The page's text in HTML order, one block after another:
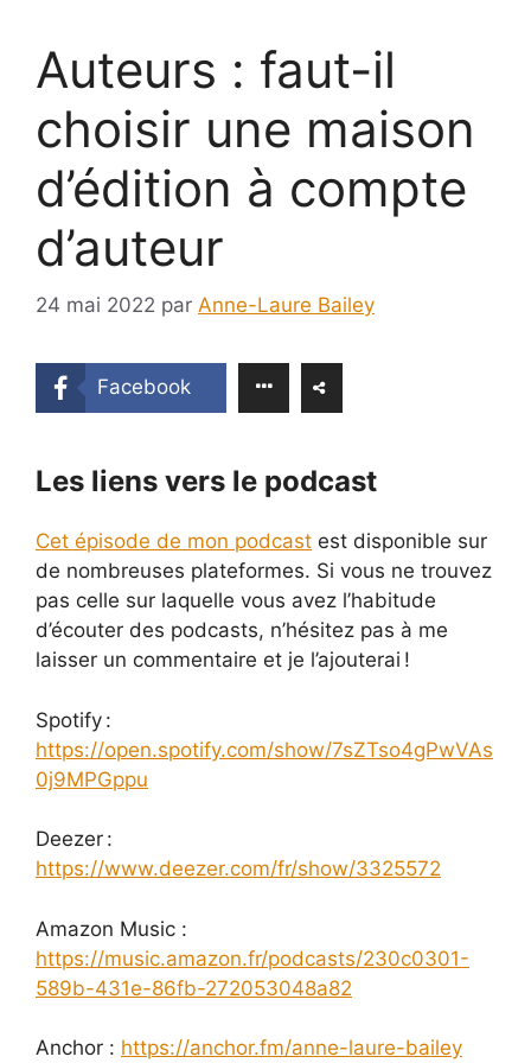
Auteurs : faut-il
choisir une maison
d’édition à compte
d’auteur
24 mai 2022 par Anne-Laure Bailey
Facebook
Les liens vers le podcast
Cet épisode de mon podcast est disponible sur
de nombreuses plateformes. Si vous ne trouvez
pas celle sur laquelle vous avez l’habitude
d’écouter des podcasts, n’hésitez pas à me
laisser un commentaire et je l’ajouterai !
Spotify :
https://open.spotify.com/show/7sZTso4gPwVAs
0j9MPGppu
Deezer :
https://www.deezer.com/fr/show/3325572
Amazon Music :
https://music.amazon.fr/podcasts/230c0301-
589b-431e-86fb-272053048a82
Anchor : https://anchor.fm/anne-laure-bailey